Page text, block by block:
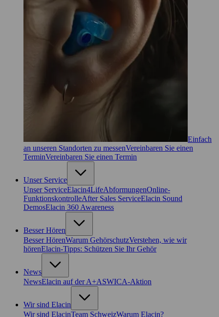
Einfach
an unseren Standorten zu messenVereinbaren Sie einen
TerminVereinbaren Sie einen Termin
Unser Service
Unser ServiceElacin4LifeAbformungenOnline-
FunktionskontrolleAfter Sales ServiceElacin Sound
DemosElacin 360 Awareness
Besser Hören
Besser HörenWarum GehörschutzVerstehen, wie wir
hörenElacin-Tipps: Schützen Sie Ihr Gehör
News
NewsElacin auf der A+ASWICA-Aktion
Wir sind Elacin
Wir sind ElacinTeam SchweizWarum Elacin?